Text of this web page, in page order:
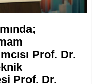
Prof. Dr.
Prof. Dr.